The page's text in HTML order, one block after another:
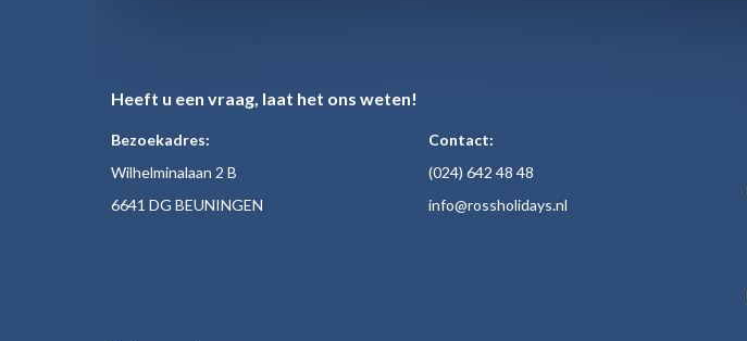
Heeft u een vraag, laat het ons weten!
Bezoekadres:
Wilhelminalaan 2 B
6641 DG BEUNINGEN
Contact:
(024) 642 48 48
info@rossholidays.nl